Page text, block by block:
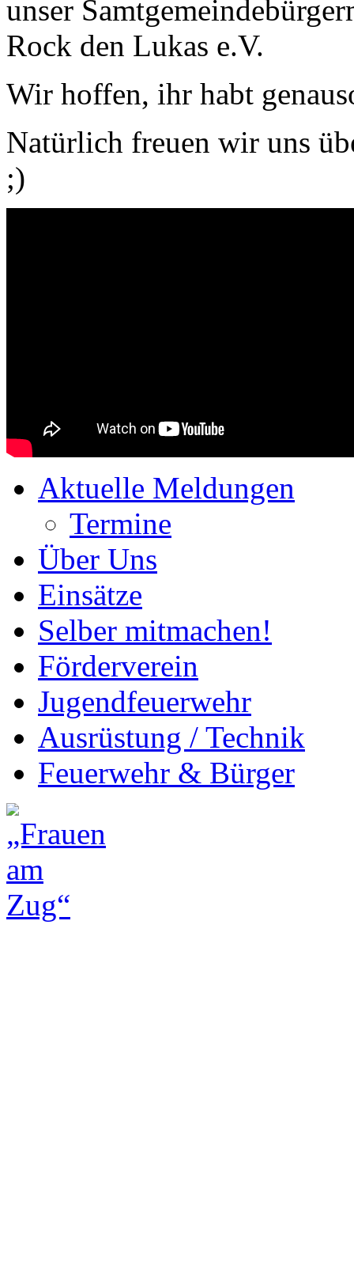
unser
Rock den Lukas e.V.
Wir hoffen, ihr habt
Natürlich freuen wir uns
;)
Aktuelle Meldungen
Termine
Über Uns
Einsätze
Selber mitmachen!
Förderverein
Jugendfeuerwehr
Ausrüstung / Technik
Feuerwehr & Bürger